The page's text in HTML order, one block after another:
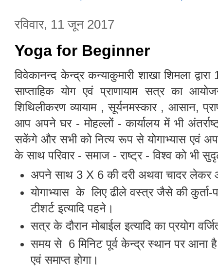
रविवार, 11 जून 2017
Yoga for Beginner
विवेकानन्द केन्द्र कन्याकुमारी शाखा शिमला
साप्ताहिक योग एवं प्राणायाम सत्र का
शिथिलीकरण व्यायाम , सूर्यनमस्कार , आसान,
आप अपने घर - मोहल्लों - कार्यालय में भी
सकेंगे और सभी को नित्य रूप से योगाभ्यास एवं
के साथ परिवार - समाज - राष्ट्र - विश्व को भी
अपने साथ 3 X 6 की दरी अथवा चादर
योगाभ्यास के लिए ढीले वस्त्र जैसे की कुर्ता-
टीशर्ट इत्यादि पहने।
सत्र के दौरान मोबाईल इत्यादि का प्रयोग
समय से 6 मिनिट पूर्व केन्द्र स्थान पर आना
एवं समाप्त होगा।